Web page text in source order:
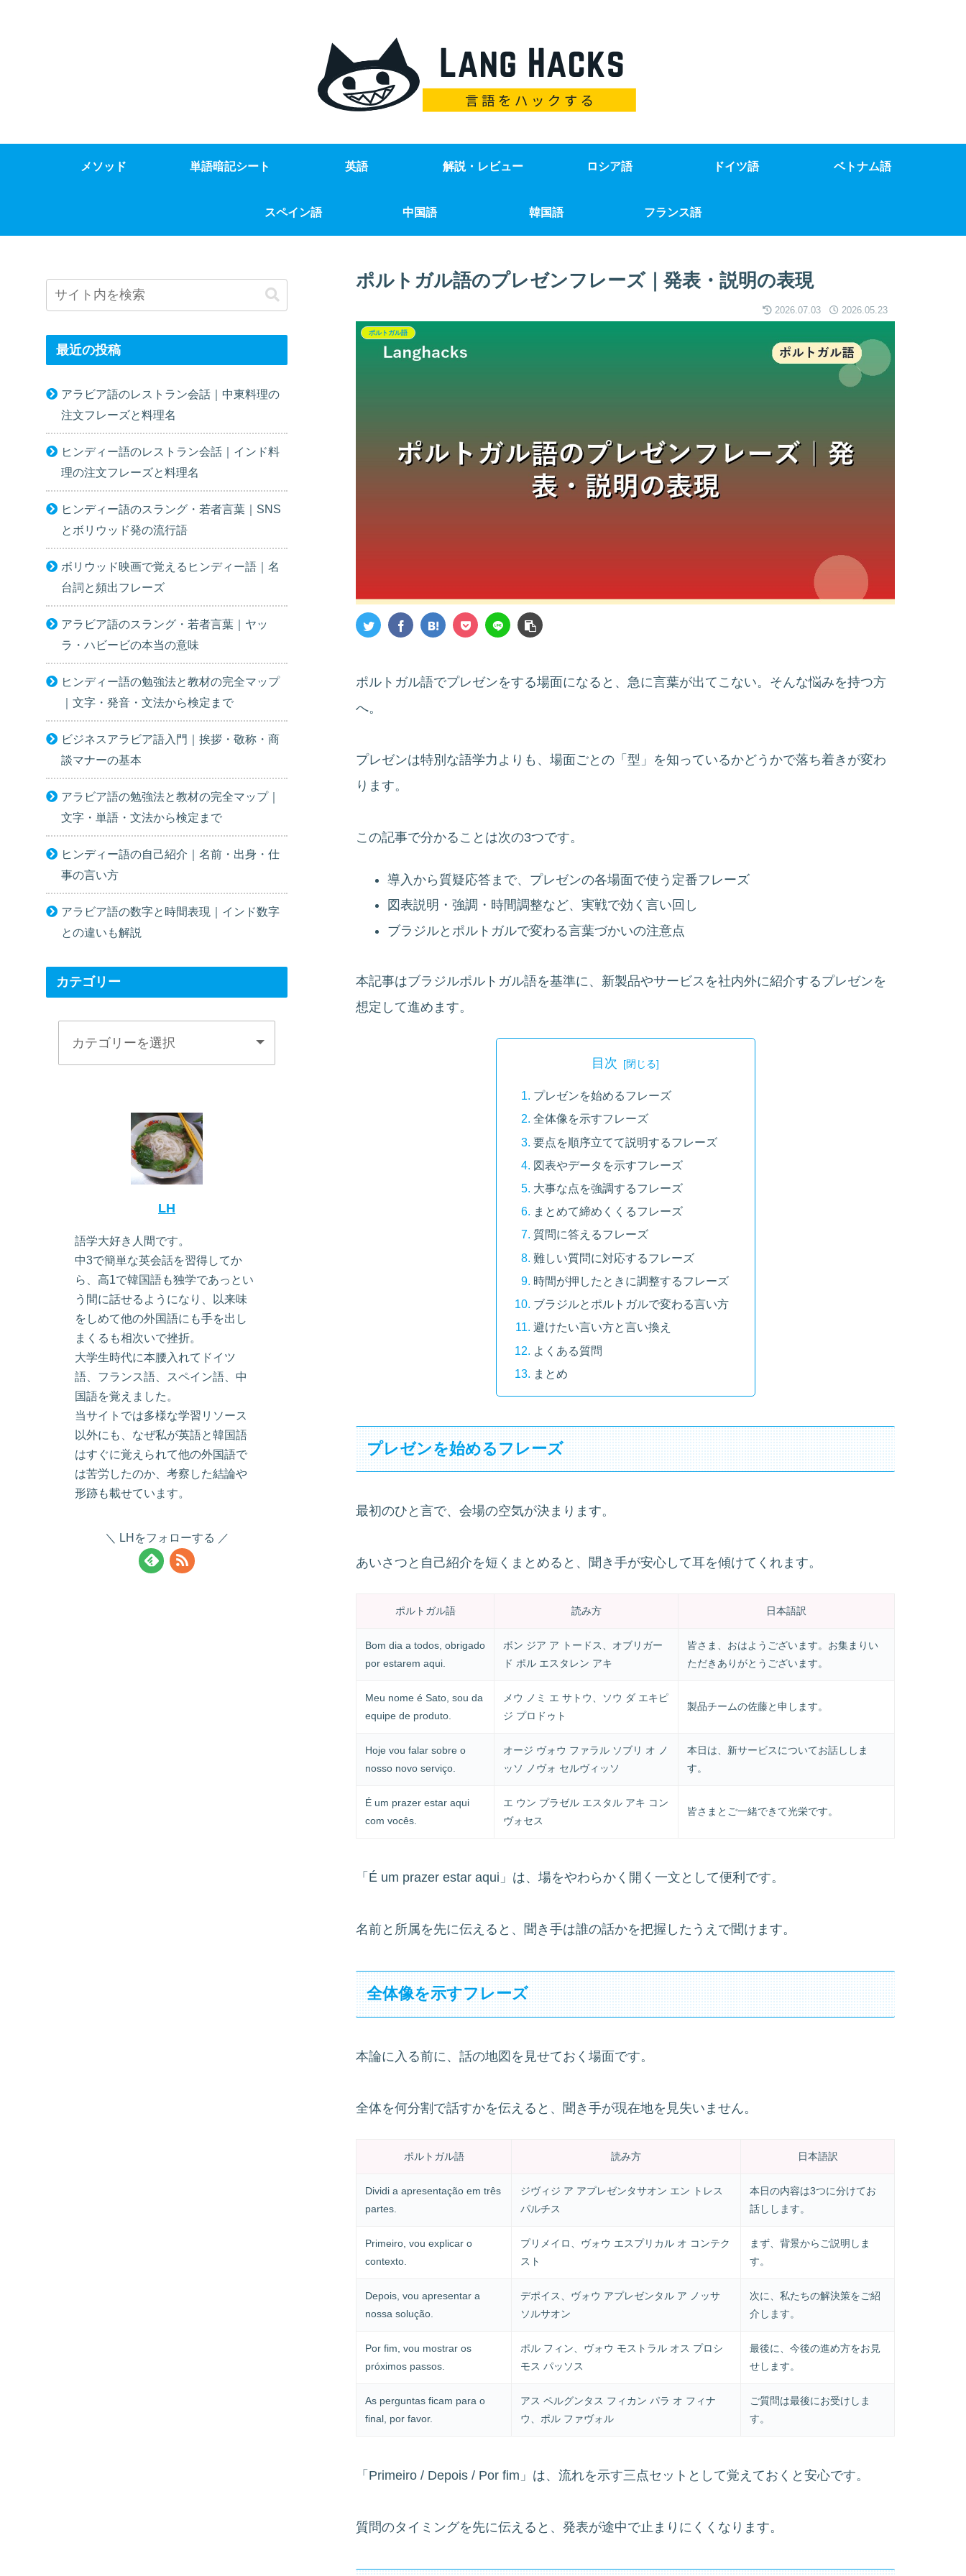
メソッド 単語暗記シート 英語 解説・レビュー ロシア語 ドイツ語 ベトナム語
スペイン語 中国語 韓国語 フランス語
ポルトガル語のプレゼンフレーズ｜発表・説明の表現
2026.07.03 2026.05.23
ポルトガル語
ポルトガル語でプレゼンをする場面になると、急に言葉が出てこない。そんな悩みを持つ方
へ。
プレゼンは特別な語学力よりも、場面ごとの「型」を知っているかどうかで落ち着きが変わ
ります。
この記事で分かることは次の3つです。
導入から質疑応答まで、プレゼンの各場面で使う定番フレーズ
図表説明・強調・時間調整など、実戦で効く言い回し
ブラジルとポルトガルで変わる言葉づかいの注意点
本記事はブラジルポルトガル語を基準に、新製品やサービスを社内外に紹介するプレゼンを
想定して進めます。
目次
プレゼンを始めるフレーズ
全体像を示すフレーズ
要点を順序立てて説明するフレーズ
図表やデータを示すフレーズ
大事な点を強調するフレーズ
まとめて締めくくるフレーズ
質問に答えるフレーズ
難しい質問に対応するフレーズ
時間が押したときに調整するフレーズ
ブラジルとポルトガルで変わる言い方
避けたい言い方と言い換え
よくある質問
まとめ
プレゼンを始めるフレーズ
最初のひと言で、会場の空気が決まります。
あいさつと自己紹介を短くまとめると、聞き手が安心して耳を傾けてくれます。
ポルトガル語 読み方 日本語訳
Bom dia a todos, obrigado
por estarem aqui.
ボン ジア ア トードス、オブリガー
ド ポル エスタレン アキ
皆さま、おはようございます。お集まりい
ただきありがとうございます。
Meu nome é Sato, sou da
equipe de produto.
メウ ノミ エ サトウ、ソウ ダ エキピ
ジ プロドゥト
製品チームの佐藤と申します。
Hoje vou falar sobre o
nosso novo serviço.
オージ ヴォウ ファラル ソブリ オ ノ
ッソ ノヴォ セルヴィッソ
本日は、新サービスについてお話ししま
す。
É um prazer estar aqui
com vocês.
エ ウン プラゼル エスタル アキ コン
ヴォセス
皆さまとご一緒できて光栄です。
「É um prazer estar aqui」は、場をやわらかく開く一文として便利です。
名前と所属を先に伝えると、聞き手は誰の話かを把握したうえで聞けます。
全体像を示すフレーズ
本論に入る前に、話の地図を見せておく場面です。
全体を何分割で話すかを伝えると、聞き手が現在地を見失いません。
ポルトガル語 読み方 日本語訳
Dividi a apresentação em três
partes.
ジヴィジ ア アプレゼンタサオン エン トレス
パルチス
本日の内容は3つに分けてお
話しします。
Primeiro, vou explicar o
contexto.
プリメイロ、ヴォウ エスプリカル オ コンテク
スト
まず、背景からご説明しま
す。
Depois, vou apresentar a
nossa solução.
デポイス、ヴォウ アプレゼンタル ア ノッサ
ソルサオン
次に、私たちの解決策をご紹
介します。
Por fim, vou mostrar os
próximos passos.
ポル フィン、ヴォウ モストラル オス プロシ
モス パッソス
最後に、今後の進め方をお見
せします。
As perguntas ficam para o
final, por favor.
アス ペルグンタス フィカン パラ オ フィナ
ウ、ポル ファヴォル
ご質問は最後にお受けしま
す。
「Primeiro / Depois / Por fim」は、流れを示す三点セットとして覚えておくと安心です。
質問のタイミングを先に伝えると、発表が途中で止まりにくくなります。
最近の投稿
アラビア語のレストラン会話｜中東料理の
注文フレーズと料理名
ヒンディー語のレストラン会話｜インド料
理の注文フレーズと料理名
ヒンディー語のスラング・若者言葉｜SNS
とボリウッド発の流行語
ボリウッド映画で覚えるヒンディー語｜名
台詞と頻出フレーズ
アラビア語のスラング・若者言葉｜ヤッ
ラ・ハビービの本当の意味
ヒンディー語の勉強法と教材の完全マップ
｜文字・発音・文法から検定まで
ビジネスアラビア語入門｜挨拶・敬称・商
談マナーの基本
アラビア語の勉強法と教材の完全マップ｜
文字・単語・文法から検定まで
ヒンディー語の自己紹介｜名前・出身・仕
事の言い方
アラビア語の数字と時間表現｜インド数字
との違いも解説
カテゴリー
LH
語学大好き人間です。
中3で簡単な英会話を習得してか
ら、高1で韓国語も独学であっとい
う間に話せるようになり、以来味
をしめて他の外国語にも手を出し
まくるも相次いで挫折。
大学生時代に本腰入れてドイツ
語、フランス語、スペイン語、中
国語を覚えました。
当サイトでは多様な学習リソース
以外にも、なぜ私が英語と韓国語
はすぐに覚えられて他の外国語で
は苦労したのか、考察した結論や
形跡も載せています。
LHをフォローする